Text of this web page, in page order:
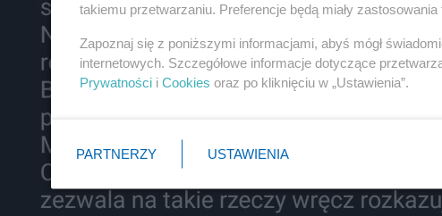
takiemu przetwarzaniu. Preferencje będą miały
Zapoznaj się z poniższymi informacjami, abyś mógł
internetowych. Szczegółowe informacje dotyczące
Prywatności i Cookies oraz po kliknięciu w „Ustawienia”.
PARTNERZY USTAWIENIA